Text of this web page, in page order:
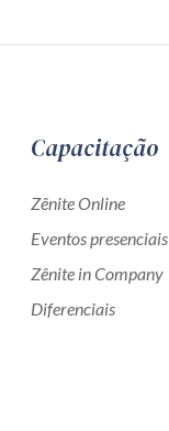
Capacitação
Zênite Online
Eventos presenciais
Zênite in Company
Diferenciais